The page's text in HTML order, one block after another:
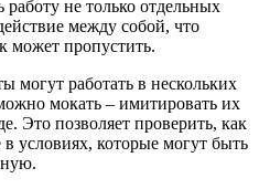
не только отдельных
между собой, что
может пропустить.
могут работать в нескольких
мокать – имитировать их
Это позволяет проверить, как
условиях, которые могут быть